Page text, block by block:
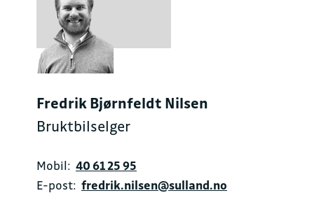
Fredrik Bjørnfeldt Nilsen
Bruktbilselger
Mobil: 40 61 25 95
E-post: fredrik.nilsen@sulland.no